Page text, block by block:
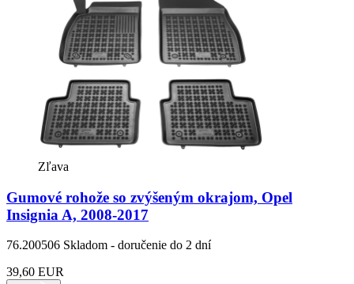
Zľava
Gumové rohože so zvýšeným okrajom, Opel
Insignia A, 2008-2017
76.200506 Skladom - doručenie do 2 dní
39,60 EUR